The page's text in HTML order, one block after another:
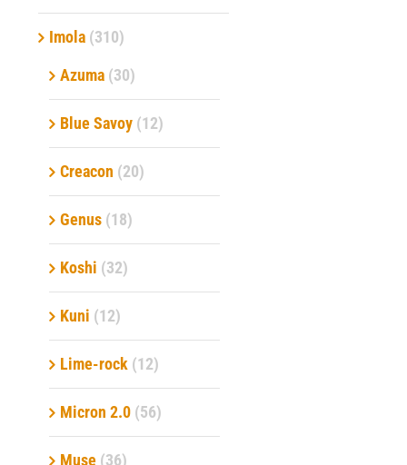
Imola (310)
Azuma (30)
Blue Savoy (12)
Creacon (20)
Genus (18)
Koshi (32)
Kuni (12)
Lime-rock (12)
Micron 2.0 (56)
Muse (36)